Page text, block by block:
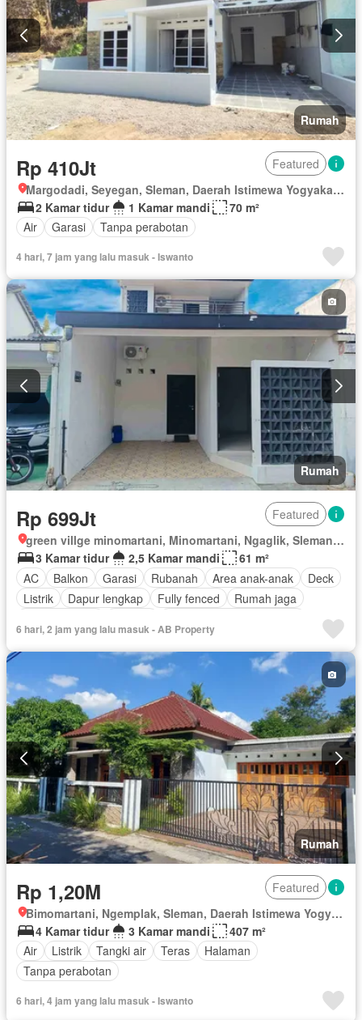
Rumah
Rp 410Jt
Featured
Margodadi, Seyegan, Sleman, Daerah Istimewa Yogyakarta
2 Kamar tidur
1 Kamar mandi
70 m²
Air
Garasi Tanpa perabotan
4 hari, 7 jam yang lalu masuk - Iswanto
Rumah
Rp 699Jt
Featured
green villge minomartani, Minomartani, Ngaglik, Sleman, Daerah Istimewa Yogyakarta
3 Kamar tidur
2,5 Kamar mandi
61 m²
AC
Balkon Garasi Rubanah Area anak-anak
Deck
Listrik
Dapur lengkap Fully fenced
Rumah jaga
Keamanan
Telephone Teras
Televisi
Keamanan 24 jam
Air Tangki air
Halaman
Sebagian perabotan
6 hari, 2 jam yang lalu masuk - AB Property
Rumah
Rp 1,20M
Featured
Bimomartani, Ngemplak, Sleman, Daerah Istimewa Yogyakarta
4 Kamar tidur
3 Kamar mandi
407 m²
Air
Listrik Tangki air Teras
Halaman
Tanpa perabotan
6 hari, 4 jam yang lalu masuk - Iswanto